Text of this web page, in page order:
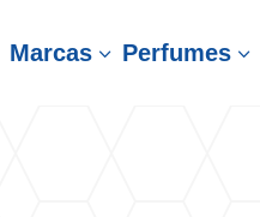
Marcas3 Perfumes3